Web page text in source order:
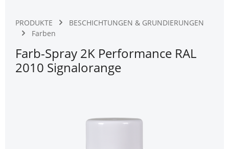
PRODUKTE
BESCHICHTUNGEN & GRUNDIERUNGEN
Farben
Farb-Spray 2K Performance RAL
2010 Signalorange
Bildergalerie überspringen